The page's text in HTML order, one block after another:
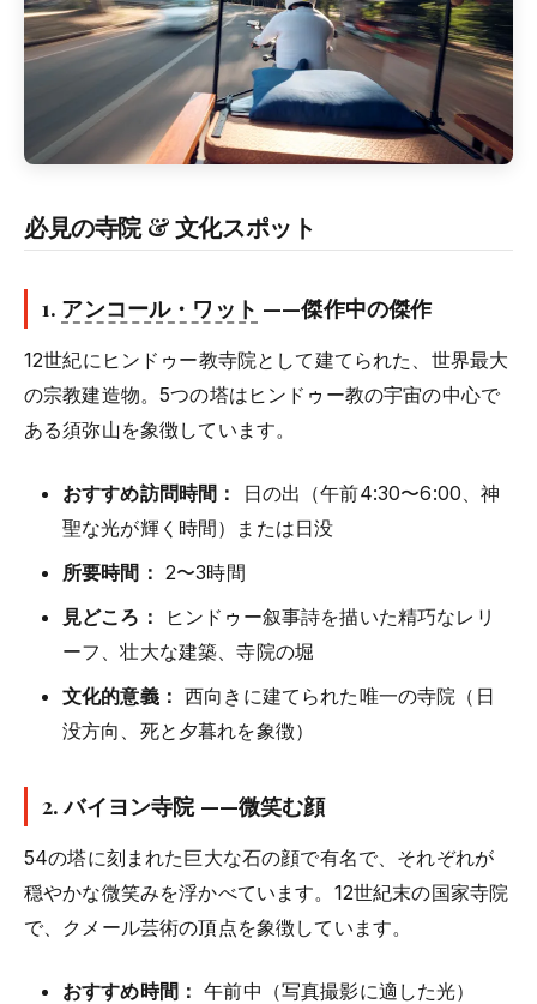
必見の寺院 & 文化スポット
1. アンコール・ワット ——傑作中の傑作
12世紀にヒンドゥー教寺院として建てられた、世界最大
の宗教建造物。5つの塔はヒンドゥー教の宇宙の中心で
ある須弥山を象徴しています。
おすすめ訪問時間：
日の出（午前4:30〜6:00、神
聖な光が輝く時間）または日没
所要時間： 2〜3時間
見どころ：
ヒンドゥー叙事詩を描いた精巧なレリ
ーフ、壮大な建築、寺院の堀
文化的意義： 西向きに建てられた唯一の寺院（日
没方向、死と夕暮れを象徴）
2.バイヨン寺院——微笑む顔
54の塔に刻まれた巨大な石の顔で有名で、それぞれが
穏やかな微笑みを浮かべています。12世紀末の国家寺院
で、クメール芸術の頂点を象徴しています。
おすすめ時間： 午前中（写真撮影に適した光）